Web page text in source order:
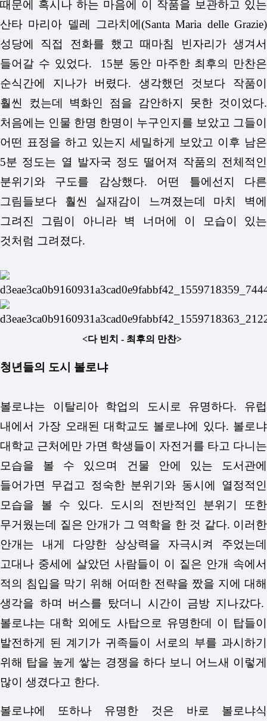
때문에 혹시나 하는 마음에 이 작품을 보관하고 있는
산타 마리아 델레 그라치에(Santa Maria delle Grazie)
성당에 직접 전화를 했고 때마침 빈자리가 생겨서
들어갈 수 있었다. 15분 동안 마주한 최후의 만찬은
순식간에 지나가 버렸다. 생각했던 것보다 작품이
훨씬 컸는데 벽화인 점을 감안하지 못한 것이었다.
처음에는 인물 한명 한명이 누구인지를 보았고 그들이
어떤 표정을 하고 있는지 세밀하게 보았고 이후 남은
5분 정도는 열 발자국 정도 떨어져 작품의 전체적인
분위기와 구도를 감상했다. 어떤 틀에선지 다른
그림들보다 훨씬 실재감이 느껴졌는데 마치 벽에
그려진 그림이 아니라 벽 너머에 이 모습이 있는
것처럼 그려졌다.
<다 빈치 - 최후의 만찬>
청년들의 도시 볼로냐
볼로냐는 이탈리아 학업의 도시로 유명하다. 유럽
내에서 가장 오래된 대학교도 볼로냐에 있다. 볼로냐
대학교 근처에만 가면 학생들이 자전거를 타고 다니는
모습을 볼 수 있으며 건물 안에 있는 도서관에
들어가면 무겁고 정숙한 분위기와 동시에 열정적인
모습을 볼 수 있다. 도시의 전반적인 분위기 또한
무거웠는데 짙은 안개가 그 역학을 한 것 같다. 이러한
안개는 내게 다양한 상상력을 자극시켜 주었는데
고대나 중세에 살았던 사람들이 이 짙은 안개 속에서
적의 침입을 막기 위해 어떠한 전략을 짰을 지에 대해
생각을 하며 버스를 탔더니 시간이 금방 지나갔다.
볼로냐는 대학 외에도 사탑으로 유명한데 이 탑들이
발전하게 된 계기가 귀족들이 서로의 부를 과시하기
위해 탑을 높게 쌓는 경쟁을 하다 보니 어느새 이렇게
많이 생겼다고 한다.
볼로냐에 또하나 유명한 것은 바로 볼로냐식